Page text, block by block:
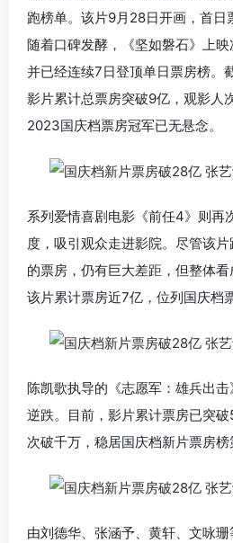
跑榜单。该片9月28日开画，首日
随着口碑发酵，《坚如磐石》上
并已经连续7日登顶单日票房榜。
影片累计总票房突破9亿，观影人
2023国庆档票房冠军已无悬念。
系列爱情喜剧电影《前任4》则再
度，吸引观众走进影院。尽管该
的票房，仍有巨大差距，但整体看
该片累计票房近7亿，位列国庆档
陈凯歌执导的《志愿军： 雄兵出击
逆跌。目前，影片累计票房已突
次破千万，稳居国庆档新片票房榜
由刘德华、张涵予、黄轩、文咏